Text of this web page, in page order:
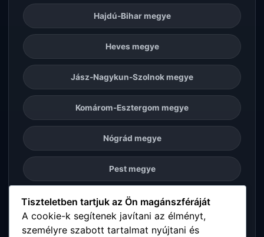
Hajdú-Bihar megye
Heves megye
Jász-Nagykun-Szolnok megye
Komárom-Esztergom megye
Nógrád megye
Pest megye
Somogy megye
Szabolcs-Szatmár-Bereg megye
Tiszteletben tartjuk az Ön magánszféráját
A cookie-k segítenek javítani az élményt,
személyre szabott tartalmat nyújtani és